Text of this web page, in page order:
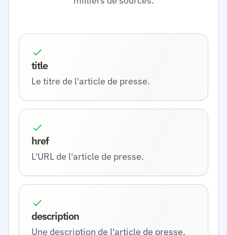
title
Le titre de l'article de presse.
href
L'URL de l'article de presse.
description
Une description de l'article de presse.